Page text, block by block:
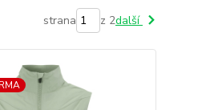
strana z 2další